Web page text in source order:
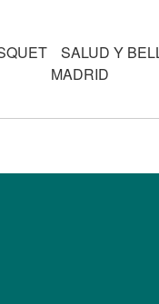
SALUD Y
MADRID